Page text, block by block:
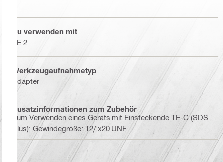
Zu verwenden mit
TE 2
Werkzeugaufnahmetyp
Adapter
Zusatzinformationen zum Zubehör
Zum Verwenden eines Geräts mit Einsteckende TE-C (SDS
Plus); Gewindegröße: 12/’x20 UNF